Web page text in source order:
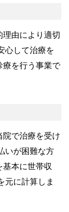
理由により適切
心して治療を
療を行う事業で
院で治療を受け
いが困難な方
本に世帯収
元に計算しま